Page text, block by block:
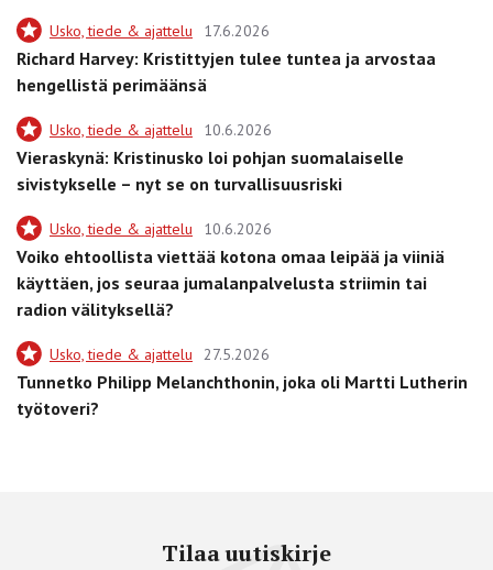
Usko, tiede & ajattelu 17.6.2026
Richard Harvey: Kristittyjen tulee tuntea ja arvostaa
hengellistä perimäänsä
Usko, tiede & ajattelu 10.6.2026
Vieraskynä: Kristinusko loi pohjan suomalaiselle
sivistykselle – nyt se on turvallisuusriski
Usko, tiede & ajattelu 10.6.2026
Voiko ehtoollista viettää kotona omaa leipää ja viiniä
käyttäen, jos seuraa jumalanpalvelusta striimin tai
radion välityksellä?
Usko, tiede & ajattelu 27.5.2026
Tunnetko Philipp Melanchthonin, joka oli Martti Lutherin
työtoveri?
Tilaa uutiskirje